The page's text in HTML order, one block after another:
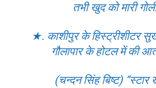
तभी खुद को मारी
★. काशीपुर के हिस्ट्रीशीटर
गौलापार के होटल में की
(चन्दन सिंह बिष्ट) “स्टार